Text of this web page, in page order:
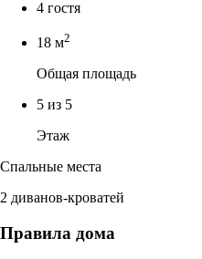
4 гостя
18 м2
Общая площадь
5 из 5
Этаж
Спальные места
2 диванов-кроватей
Правила дома